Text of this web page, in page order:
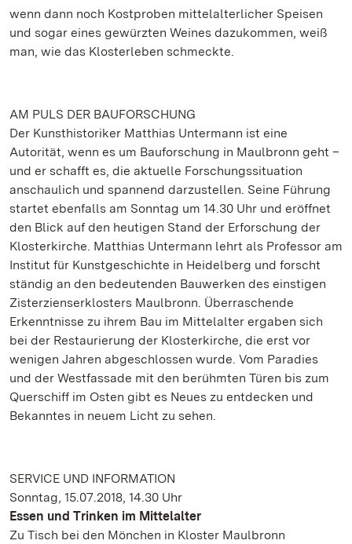
wenn dann noch Kostproben mittelalterlicher Speisen
und sogar eines gewürzten Weines dazukommen, weiß
man, wie das Klosterleben schmeckte.
AM PULS DER BAUFORSCHUNG
Der Kunsthistoriker Matthias Untermann ist eine
Autorität, wenn es um Bauforschung in Maulbronn geht –
und er schafft es, die aktuelle Forschungssituation
anschaulich und spannend darzustellen. Seine Führung
startet ebenfalls am Sonntag um 14.30 Uhr und eröffnet
den Blick auf den heutigen Stand der Erforschung der
Klosterkirche. Matthias Untermann lehrt als Professor am
Institut für Kunstgeschichte in Heidelberg und forscht
ständig an den bedeutenden Bauwerken des einstigen
Zisterzienserklosters Maulbronn. Überraschende
Erkenntnisse zu ihrem Bau im Mittelalter ergaben sich
bei der Restaurierung der Klosterkirche, die erst vor
wenigen Jahren abgeschlossen wurde. Vom Paradies
und der Westfassade mit den berühmten Türen bis zum
Querschiff im Osten gibt es Neues zu entdecken und
Bekanntes in neuem Licht zu sehen.
SERVICE UND INFORMATION
Sonntag, 15.07.2018, 14.30 Uhr
Essen und Trinken im Mittelalter
Zu Tisch bei den Mönchen in Kloster Maulbronn